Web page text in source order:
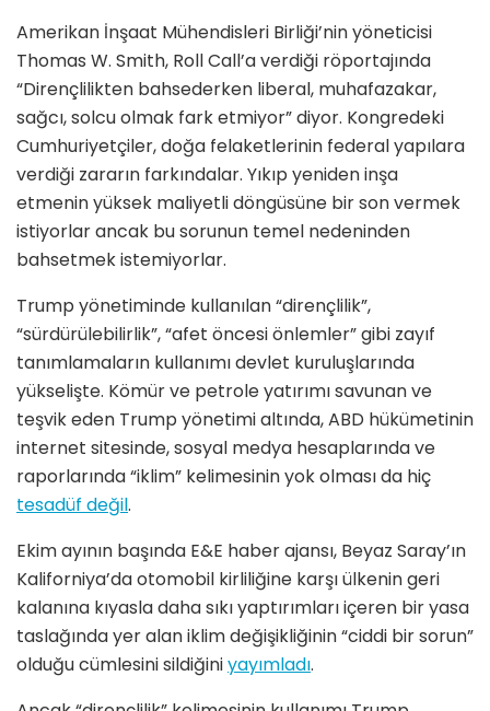
Amerikan İnşaat Mühendisleri Birliği’nin yöneticisi
Thomas W. Smith, Roll Call’a verdiği röportajında
“Dirençlilikten bahsederken liberal, muhafazakar,
sağcı, solcu olmak fark etmiyor” diyor. Kongredeki
Cumhuriyetçiler, doğa felaketlerinin federal yapılara
verdiği zararın farkındalar. Yıkıp yeniden inşa
etmenin yüksek maliyetli döngüsüne bir son vermek
istiyorlar ancak bu sorunun temel nedeninden
bahsetmek istemiyorlar.
Trump yönetiminde kullanılan “dirençlilik”,
“sürdürülebilirlik”, “afet öncesi önlemler” gibi zayıf
tanımlamaların kullanımı devlet kuruluşlarında
yükselişte. Kömür ve petrole yatırımı savunan ve
teşvik eden Trump yönetimi altında, ABD hükümetinin
internet sitesinde, sosyal medya hesaplarında ve
raporlarında “iklim” kelimesinin yok olması da hiç
tesadüf değil.
Ekim ayının başında E&E haber ajansı, Beyaz Saray’ın
Kaliforniya’da otomobil kirliliğine karşı ülkenin geri
kalanına kıyasla daha sıkı yaptırımları içeren bir yasa
taslağında yer alan iklim değişikliğinin “ciddi bir sorun”
olduğu cümlesini sildiğiniyayımladı.